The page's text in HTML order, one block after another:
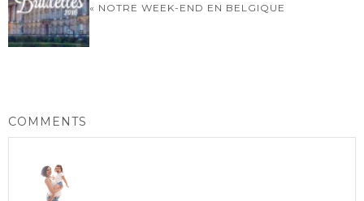
« NOTRE WEEK-END EN BELGIQUE
COMMENTS